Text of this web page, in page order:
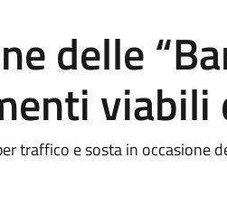
delle
viabili
traffico e sosta in occasione